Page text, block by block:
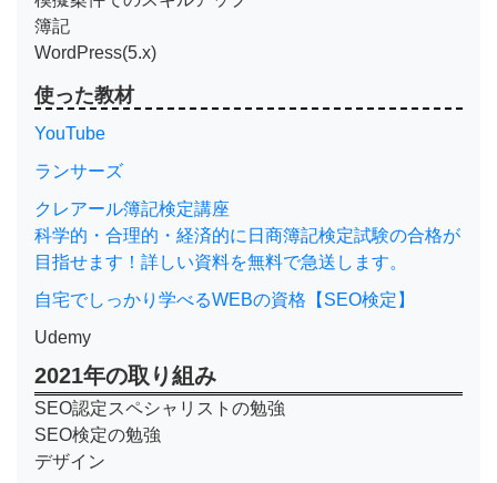
簿記
WordPress(5.x)
使った教材
YouTube
ランサーズ
クレアール簿記検定講座
科学的・合理的・経済的に日商簿記検定試験の合格が
目指せます！詳しい資料を無料で急送します。
自宅でしっかり学べるWEBの資格【SEO検定】
Udemy
2021年の取り組み
SEO認定スペシャリストの勉強
SEO検定の勉強
デザイン